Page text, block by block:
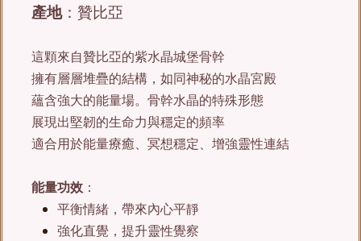
產地：贊比亞
這顆來自贊比亞的紫水晶城堡骨幹
擁有層層堆疊的結構，如同神秘的水晶宮殿
蘊含強大的能量場。骨幹水晶的特殊形態
展現出堅韌的生命力與穩定的頻率
適合用於能量療癒、冥想穩定、增強靈性連結
能量功效 ：
平衡情緒，帶來內心平靜
強化直覺，提升靈性覺察